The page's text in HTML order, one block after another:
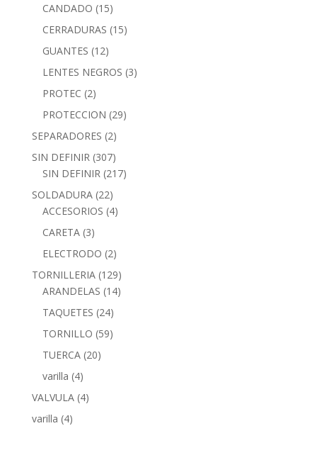
CANDADO (15)
CERRADURAS (15)
GUANTES (12)
LENTES NEGROS (3)
PROTEC (2)
PROTECCION (29)
SEPARADORES (2)
SIN DEFINIR (307)
SIN DEFINIR (217)
SOLDADURA (22)
ACCESORIOS (4)
CARETA (3)
ELECTRODO (2)
TORNILLERIA (129)
ARANDELAS (14)
TAQUETES (24)
TORNILLO (59)
TUERCA (20)
varilla (4)
VALVULA (4)
varilla (4)